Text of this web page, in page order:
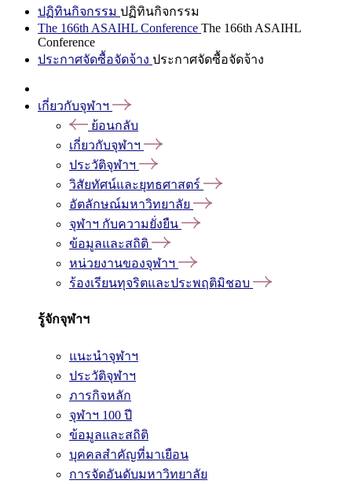
ปฏิทินกิจกรรม ปฏิทินกิจกรรม
The 166th ASAIHL Conference The 166th ASAIHL
Conference
ประกาศจัดซื้อจัดจ้าง ประกาศจัดซื้อจัดจ้าง
เกี่ยวกับจุฬาฯ
ย้อนกลับ
เกี่ยวกับจุฬาฯ
ประวัติจุฬาฯ
วิสัยทัศน์และยุทธศาสตร์
อัตลักษณ์มหาวิทยาลัย
จุฬาฯ กับความยั่งยืน
ข้อมูลและสถิติ
หน่วยงานของจุฬาฯ
ร้องเรียนทุจริตและประพฤติมิชอบ
รู้จักจุฬาฯ
แนะนำจุฬาฯ
ประวัติจุฬาฯ
ภารกิจหลัก
จุฬาฯ 100 ปี
ข้อมูลและสถิติ
บุคคลสำคัญที่มาเยือน
การจัดอันดับมหาวิทยาลัย